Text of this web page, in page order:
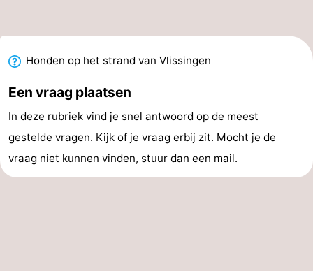
bos
Middelburg
Zeeuws-
Nieuwvliet
-
Honden op het strand van Vlissingen
Een vraag plaatsen
In deze rubriek vind je snel antwoord op de meest
gestelde vragen. Kijk of je vraag erbij zit. Mocht je de
vraag niet kunnen vinden, stuur dan een mail.